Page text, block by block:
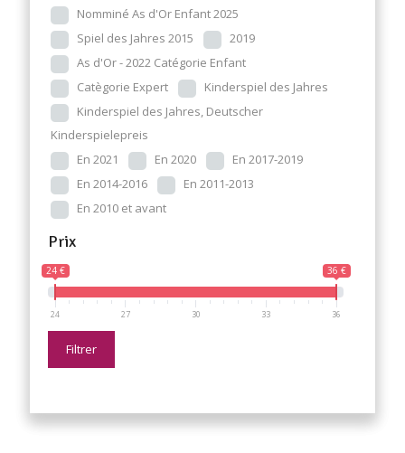
Nomminé As d'Or Enfant 2025
Spiel des Jahres 2015
2019
As d'Or - 2022 Catégorie Enfant
Catègorie Expert
Kinderspiel des Jahres
Kinderspiel des Jahres, Deutscher
Kinderspielepreis
En 2021
En 2020
En 2017-2019
En 2014-2016
En 2011-2013
En 2010 et avant
Prix
24 € 36 €
24 27 30 33 36
Filtrer